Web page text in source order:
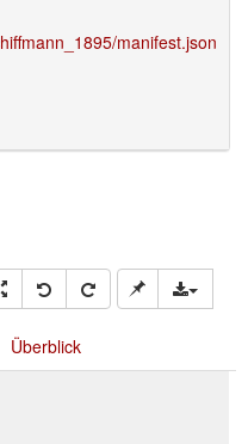
manifest.json
Überblick